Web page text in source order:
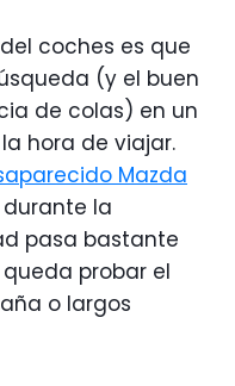
coches es que
(y el buen
de colas) en un
hora de viajar.
Mazda
la
pasa bastante
probar el
o largos